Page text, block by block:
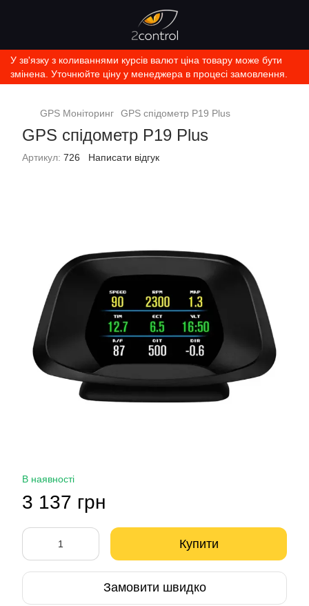
У зв'язку з коливаннями курсів валют ціна товару може бути
змінена. Уточнюйте ціну у менеджера в процесі замовлення.
GPS Моніторинг GPS спідометр P19 Plus
GPS спідометр P19 Plus
Артикул: 726 Написати відгук
В наявності
3 137 грн
Купити
Замовити швидко